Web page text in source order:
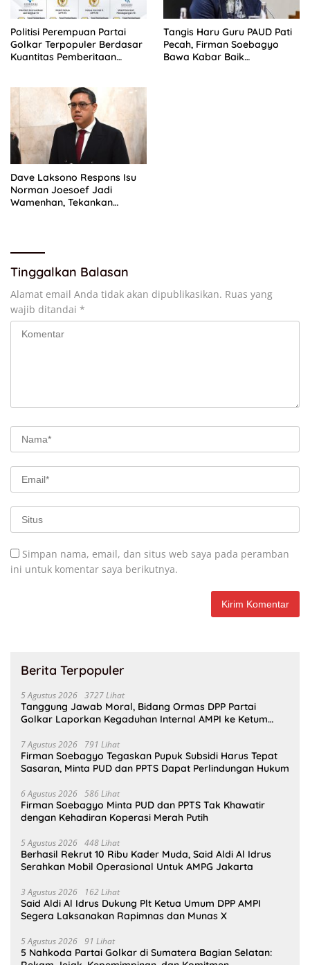
Politisi Perempuan Partai
Golkar Terpopuler Berdasar
Kuantitas Pemberitaan
Tangis Haru Guru PAUD Pati
Pecah, Firman Soebagyo
Bawa Kabar Baik
Dave Laksono Respons Isu
Norman Joesoef Jadi
Wamenhan, Tekankan
Tinggalkan Balasan
Alamat email Anda tidak akan dipublikasikan. Ruas yang
wajib ditandai *
Simpan nama, email, dan situs web saya pada peramban
ini untuk komentar saya berikutnya.
Berita Terpopuler
5 Agustus 2026 3727 Lihat
Tanggung Jawab Moral, Bidang Ormas DPP Partai
Golkar Laporkan Kegaduhan Internal AMPI ke Ketum
7 Agustus 2026 791 Lihat
Firman Soebagyo Tegaskan Pupuk Subsidi Harus Tepat
Sasaran, Minta PUD dan PPTS Dapat Perlindungan Hukum
6 Agustus 2026 586 Lihat
Firman Soebagyo Minta PUD dan PPTS Tak Khawatir
dengan Kehadiran Koperasi Merah Putih
5 Agustus 2026 448 Lihat
Berhasil Rekrut 10 Ribu Kader Muda, Said Aldi Al Idrus
Serahkan Mobil Operasional Untuk AMPG Jakarta
3 Agustus 2026 162 Lihat
Said Aldi Al Idrus Dukung Plt Ketua Umum DPP AMPI
Segera Laksanakan Rapimnas dan Munas X
5 Agustus 2026 91 Lihat
5 Nahkoda Partai Golkar di Sumatera Bagian Selatan: